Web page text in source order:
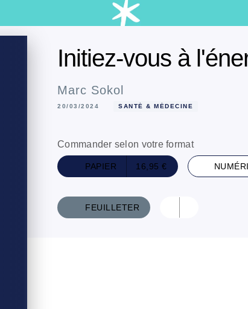
Initiez-vous à
Marc Sokol
20/03/2024 SANTÉ & MÉDECINE
Commander selon votre format
PAPIER 16,95 €
FEUILLETER